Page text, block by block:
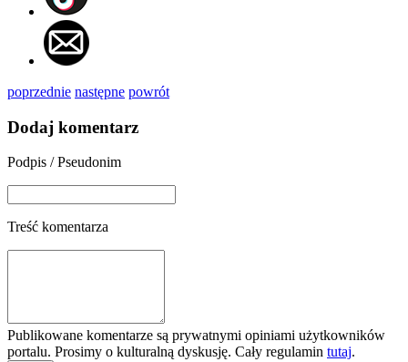
poprzednie następne powrót
Dodaj komentarz
Podpis / Pseudonim
Treść komentarza
Publikowane komentarze są prywatnymi opiniami użytkowników
portalu. Prosimy o kulturalną dyskusję. Cały regulamin tutaj.